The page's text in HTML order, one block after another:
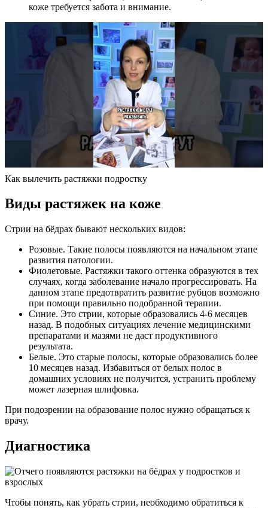
коже требуется забота и внимание.
Как вылечить растяжки подростку
Виды растяжек на коже
Стрии на бёдрах бывают нескольких видов:
Розовые. Такие полосы появляются на начальном этапе
развития патологии.
Фиолетовые. Растяжки такого оттенка образуются в тех
случаях, когда заболевание начало прогрессировать. На
данном этапе предотвратить развитие рубцов возможно
при помощи правильно подобранной терапии.
Синие. Это стрии, которые образовались 4-6 месяцев
назад. В подобных ситуациях лечение медицинскими
препаратами и мазями не даст продуктивного
результата.
Белые. Это старые полосы, которые образовались более
10 месяцев назад. Избавиться от белых полос в
домашних условиях не получится, устранить проблему
может лазерная шлифовка.
При подозрении на образование полос нужно обращаться к
врачу.
Диагностика
Чтобы понять, как убрать стрии, необходимо обратиться к